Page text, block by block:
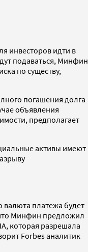
инвесторов идти в
подаваться, Минфин
по существу,
погашения долга
объявления
предполагает
активы имеют
платежа будет
Минфин предложил
которая разрешала
Forbes аналитик